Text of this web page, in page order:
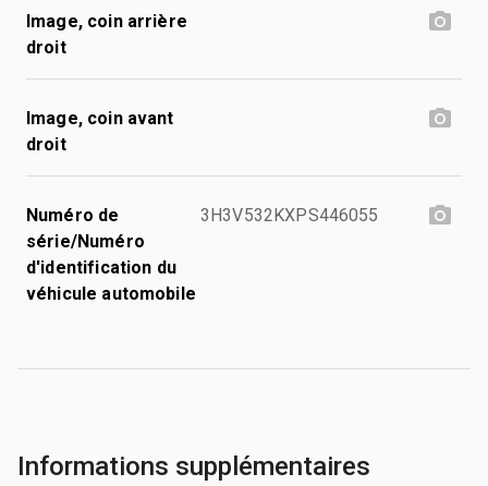
Image, coin arrière
droit
Image, coin avant
droit
Numéro de
série/Numéro
d'identification du
véhicule automobile
3H3V532KXPS446055
Informations supplémentaires